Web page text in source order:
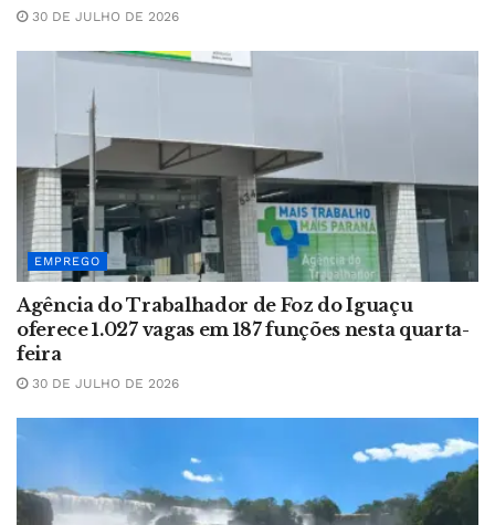
30 DE JULHO DE 2026
EMPREGO
Agência do Trabalhador de Foz do Iguaçu
oferece 1.027 vagas em 187 funções nesta quarta-
feira
30 DE JULHO DE 2026